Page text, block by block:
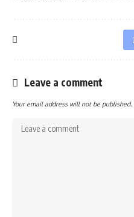
Leave a comment
Your email address will not be published.